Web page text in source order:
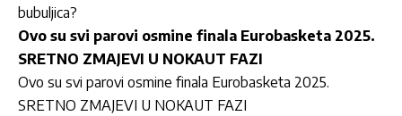
bubuljica?
Ovo su svi parovi osmine finala Eurobasketa 2025.
SRETNO ZMAJEVI U NOKAUT FAZI
Ovo su svi parovi osmine finala Eurobasketa 2025.
SRETNO ZMAJEVI U NOKAUT FAZI